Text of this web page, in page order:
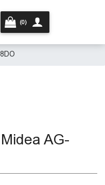
(0)
AG-